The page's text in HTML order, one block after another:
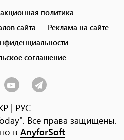
политика
сайта
Реклама на сайте
соглашение
| РУС
Все права защищены.
в AnyforSoft